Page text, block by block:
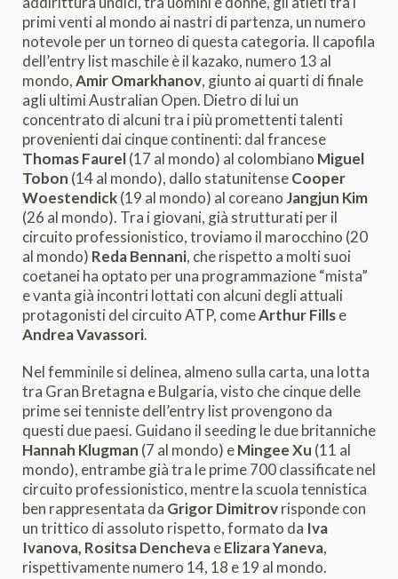
primi venti al mondo ai nastri di partenza, un numero
notevole per un torneo di questa categoria. Il capofila
dell’entry list maschile è il kazako, numero 13 al
mondo,Amir Omarkhanov, giunto ai quarti di finale
agli ultimi Australian Open. Dietro di lui un
concentrato di alcuni tra i più promettenti talenti
provenienti dai cinque continenti: dal francese
Thomas Faurel(17 al mondo) al colombiano Miguel
Tobon (14 al mondo), dallo statunitenseCooper
Woestendick(19 al mondo) al coreanoJangjun Kim
(26 al mondo). Tra i giovani, già strutturati per il
circuito professionistico, troviamo il marocchino (20
al mondo) Reda Bennani, che rispetto a molti suoi
coetanei ha optato per una programmazione “mista”
e vanta già incontri lottati con alcuni degli attuali
protagonisti del circuito ATP, comeArthur Fillse
Andrea Vavassori.
Nel femminile si delinea, almeno sulla carta, una lotta
tra Gran Bretagna e Bulgaria, visto che cinque delle
prime sei tenniste dell’entry list provengono da
questi due paesi. Guidano il seeding le due britanniche
Hannah Klugman (7 al mondo) eMingee Xu (11 al
mondo), entrambe già tra le prime 700 classificate nel
circuito professionistico, mentre la scuola tennistica
ben rappresentata da Grigor Dimitrovrisponde con
un trittico di assoluto rispetto, formato da Iva
Ivanova, Rositsa DenchevaeElizara Yaneva,
rispettivamente numero 14, 18 e 19 al mondo.